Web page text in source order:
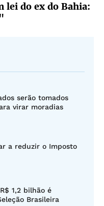
lei do ex do Bahia:
serão tomados
virar moradias
a reduzir o Imposto
1,2 bilhão é
Brasileira